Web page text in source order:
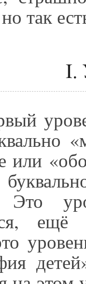
так
I.
или
Это
ещё